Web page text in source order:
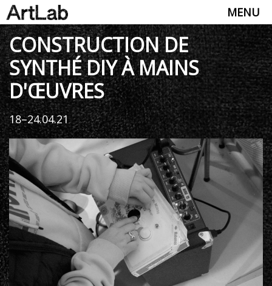
MENU
CONSTRUCTION DE
SYNTHÉ DIY À MAINS
D'ŒUVRES
18–24.04.21